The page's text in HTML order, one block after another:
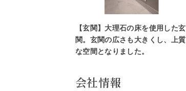
【玄関】大理石の床を使用した玄
関。玄関の広さも大きくし、上質
な空間となりました。
会社情報